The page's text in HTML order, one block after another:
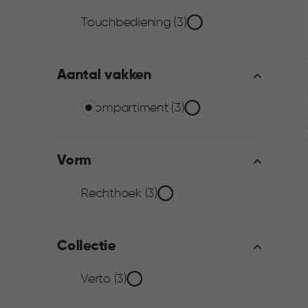
Bediening
filter
Touchbediening (3)
Aantal vakken
Aantal
vakken
filter
1 compartiment (3)
Vorm
Vorm
filter
Rechthoek (3)
Collectie
Collectie
Verto (3)